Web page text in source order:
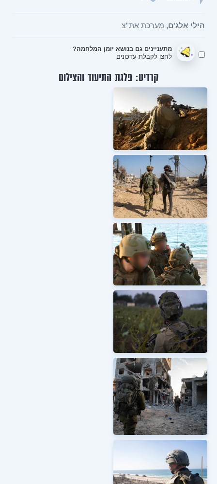
הילי אלג'ם, מערכת את"צ
מתעניינים גם בנושא יומן המלחמה?
לחצו לקבלת עדכונים
קרדיט: פלגת התיעוד והצילום